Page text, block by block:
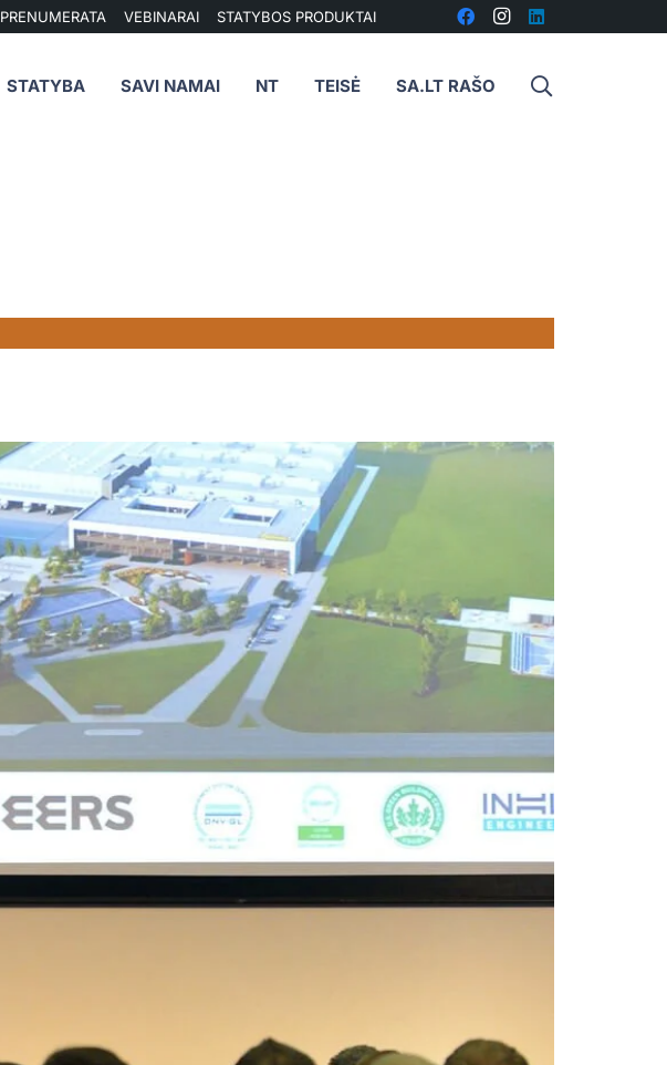
PRENUMERATA VEBINARAI STATYBOS PRODUKTAI
STATYBA SAVI NAMAI NT TEISĖ SA.LT RAŠO